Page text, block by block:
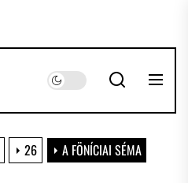
26 A FÖNÍCIAI SÉMA